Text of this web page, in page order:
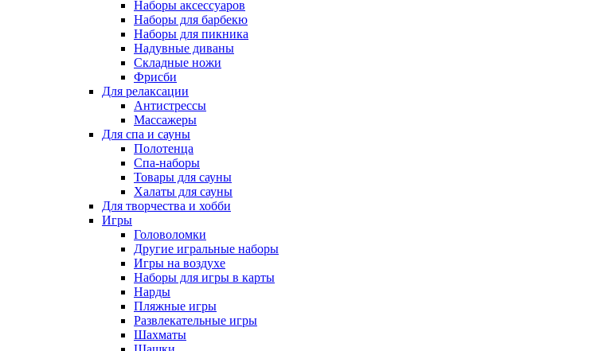
Наборы аксессуаров
Наборы для барбекю
Наборы для пикника
Надувные диваны
Складные ножи
Фрисби
Для релаксации
Антистрессы
Массажеры
Для спа и сауны
Полотенца
Спа-наборы
Товары для сауны
Халаты для сауны
Для творчества и хобби
Игры
Головоломки
Другие игральные наборы
Игры на воздухе
Наборы для игры в карты
Нарды
Пляжные игры
Развлекательные игры
Шахматы